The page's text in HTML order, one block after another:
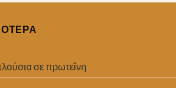
σε πρωτεΐνη